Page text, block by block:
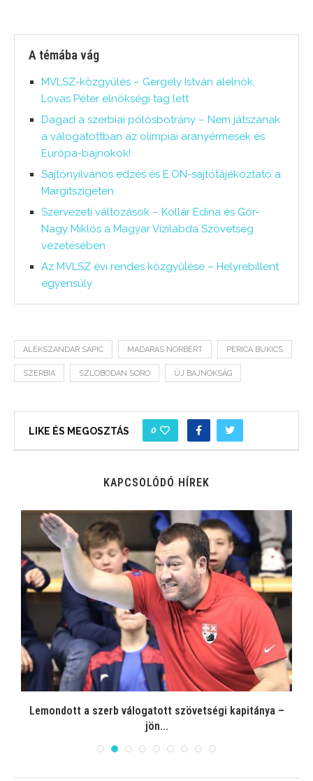
A témába vág
MVLSZ-közgyűlés – Gergely István alelnök,
Lovas Péter elnökségi tag lett
Dagad a szerbiai pólósbotrány – Nem játszanak
a válogatottban az olimpiai aranyérmesek és
Európa-bajnokok!
Sajtónyilvános edzés és E.ON-sajtótájékoztató a
Margitszigeten
Szervezeti változások – Kollár Edina és Gór-
Nagy Miklós a Magyar Vízilabda Szövetség
vezetésében
Az MVLSZ évi rendes közgyűlése – Helyrebillent
egyensúly
ALEKSZANDAR SAPIC MADARAS NORBERT PERICA BUKICS
SZERBIA SZLOBODAN SORO ÚJ BAJNOKSÁG
LIKE ÉS MEGOSZTÁS 0
KAPCSOLÓDÓ HÍREK
Lemondott a szerb válogatott szövetségi kapitánya –
jön...